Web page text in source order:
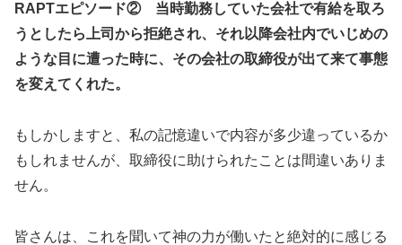
RAPTエピソード② 当時勤務していた会社で有給を取ろ
うとしたら上司から拒絶され、それ以降会社内でいじめの
ような目に遭った時に、その会社の取締役が出て来て事態
を変えてくれた。
もしかしますと、私の記憶違いで内容が多少違っているか
もしれませんが、取締役に助けられたことは間違いありま
せん。
皆さんは、これを聞いて神の力が働いたと絶対的に感じる